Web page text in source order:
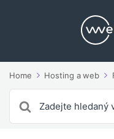
Home Hosting a web
For